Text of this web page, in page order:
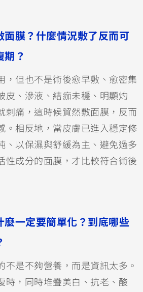
面膜？什麼情況敷了反而可
期？
，但也不是術後愈早敷、愈密集
皮、滲液、結痂未穩、明顯灼
刺痛，這時候貿然敷面膜，反而
。相反地，當皮膚已進入穩定修
、以保濕與舒緩為主、避免過多
性成分的面膜，才比較符合術後
麼一定要簡單化？到底哪些
不是不夠營養，而是資訊太多。
時，同時堆疊美白、抗老、酸